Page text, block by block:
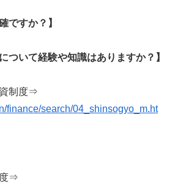
ですか？】
ついて経験や知識はありますか？】
制度⇒
finance/search/04_shinsogyo_m.ht
度⇒